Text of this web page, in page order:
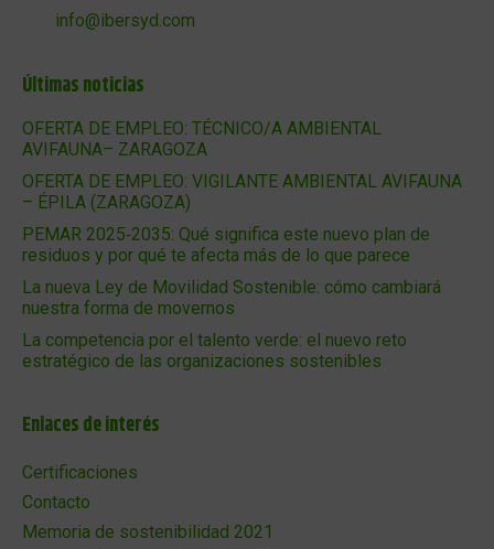
info@ibersyd.com
Últimas noticias
OFERTA DE EMPLEO: TÉCNICO/A AMBIENTAL
AVIFAUNA– ZARAGOZA
OFERTA DE EMPLEO: VIGILANTE AMBIENTAL AVIFAUNA
– ÉPILA (ZARAGOZA)
PEMAR 2025‑2035: Qué significa este nuevo plan de
residuos y por qué te afecta más de lo que parece
La nueva Ley de Movilidad Sostenible: cómo cambiará
nuestra forma de movernos
La competencia por el talento verde: el nuevo reto
estratégico de las organizaciones sostenibles
Enlaces de interés
Certificaciones
Contacto
Memoria de sostenibilidad 2021